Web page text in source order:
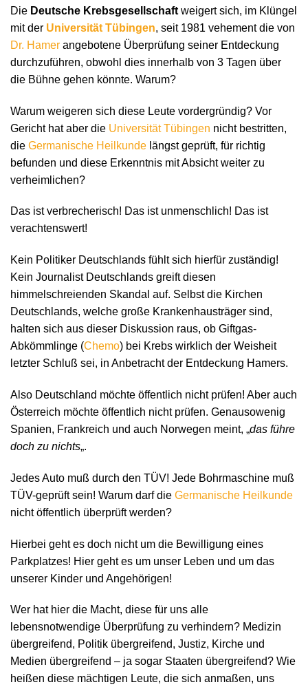
Die Deutsche Krebsgesellschaft weigert sich, im Klüngel
mit der Universität Tübingen, seit 1981 vehement die von
Dr. Hamer angebotene Überprüfung seiner Entdeckung
durchzuführen, obwohl dies innerhalb von 3 Tagen über
die Bühne gehen könnte. Warum?
Warum weigeren sich diese Leute vordergründig? Vor
Gericht hat aber die Universität Tübingen nicht bestritten,
die Germanische Heilkunde längst geprüft, für richtig
befunden und diese Erkenntnis mit Absicht weiter zu
verheimlichen?
Das ist verbrecherisch! Das ist unmenschlich! Das ist
verachtenswert!
Kein Politiker Deutschlands fühlt sich hierfür zuständig!
Kein Journalist Deutschlands greift diesen
himmelschreienden Skandal auf. Selbst die Kirchen
Deutschlands, welche große Krankenhausträger sind,
halten sich aus dieser Diskussion raus, ob Giftgas-
Abkömmlinge (Chemo) bei Krebs wirklich der Weisheit
letzter Schluß sei, in Anbetracht der Entdeckung Hamers.
Also Deutschland möchte öffentlich nicht prüfen! Aber auch
Österreich möchte öffentlich nicht prüfen. Genausowenig
Spanien, Frankreich und auch Norwegen meint, „das führe
doch zu nichts„.
Jedes Auto muß durch den TÜV! Jede Bohrmaschine muß
TÜV-geprüft sein! Warum darf die Germanische Heilkunde
nicht öffentlich überprüft werden?
Hierbei geht es doch nicht um die Bewilligung eines
Parkplatzes! Hier geht es um unser Leben und um das
unserer Kinder und Angehörigen!
Wer hat hier die Macht, diese für uns alle
lebensnotwendige Überprüfung zu verhindern? Medizin
übergreifend, Politik übergreifend, Justiz, Kirche und
Medien übergreifend – ja sogar Staaten übergreifend? Wie
heißen diese mächtigen Leute, die sich anmaßen, uns